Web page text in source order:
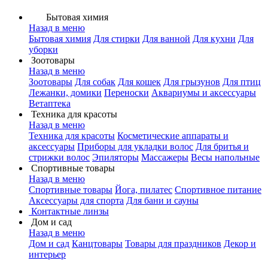
Бытовая химия
Назад в меню
Бытовая химия Для стирки Для ванной Для кухни Для
уборки
Зоотовары
Назад в меню
Зоотовары Для собак Для кошек Для грызунов Для птиц
Лежанки, домики Переноски Аквариумы и аксессуары
Ветаптека
Техника для красоты
Назад в меню
Техника для красоты Косметические аппараты и
аксессуары Приборы для укладки волос Для бритья и
стрижки волос Эпиляторы Массажеры Весы напольные
Спортивные товары
Назад в меню
Спортивные товары Йога, пилатес Спортивное питание
Аксессуары для спорта Для бани и сауны
Контактные линзы
Дом и сад
Назад в меню
Дом и сад Канцтовары Товары для праздников Декор и
интерьер